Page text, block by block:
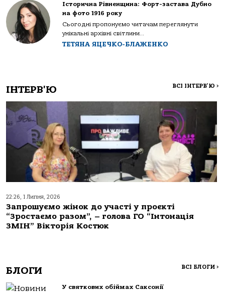
Історична Рівненщина: Форт-застава Дубно
на фото 1916 року
Сьогодні пропонуємо читачам переглянути
унікальні архівні світлини...
ТЕТЯНА ЯЦЕЧКО-БЛАЖЕНКО
ІНТЕРВ'Ю ВСІ ІНТЕРВ'Ю >
22:26, 1 Липня, 2026
Запрошуємо жінок до участі у проєкті
“Зростаємо разом”, – голова ГО “Інтонація
ЗМІН” Вікторія Костюк
БЛОГИ ВСІ БЛОГИ >
У святкових обіймах Саксонії